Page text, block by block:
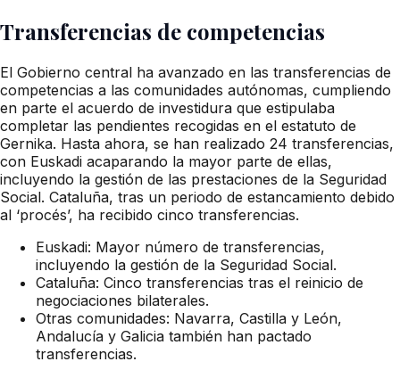
Transferencias de competencias
El Gobierno central ha avanzado en las transferencias de
competencias a las comunidades autónomas, cumpliendo
en parte el acuerdo de investidura que estipulaba
completar las pendientes recogidas en el estatuto de
Gernika. Hasta ahora, se han realizado 24 transferencias,
con Euskadi acaparando la mayor parte de ellas,
incluyendo la gestión de las prestaciones de la Seguridad
Social. Cataluña, tras un periodo de estancamiento debido
al ‘procés’, ha recibido cinco transferencias.
Euskadi: Mayor número de transferencias,
incluyendo la gestión de la Seguridad Social.
Cataluña: Cinco transferencias tras el reinicio de
negociaciones bilaterales.
Otras comunidades: Navarra, Castilla y León,
Andalucía y Galicia también han pactado
transferencias.